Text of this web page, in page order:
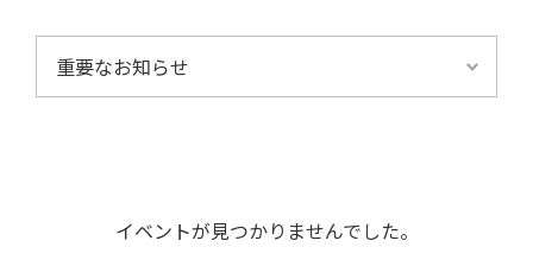
イベントが見つかりませんでした。